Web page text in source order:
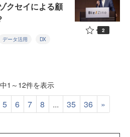
クセイによる顧
データ活用 DX
2
1～12件を表示
5 6 7 8 ... 35 36 »